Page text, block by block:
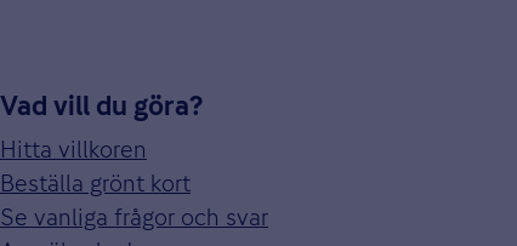
Vad vill du göra?
Hitta villkoren
Beställa grönt kort
Se vanliga frågor och svar